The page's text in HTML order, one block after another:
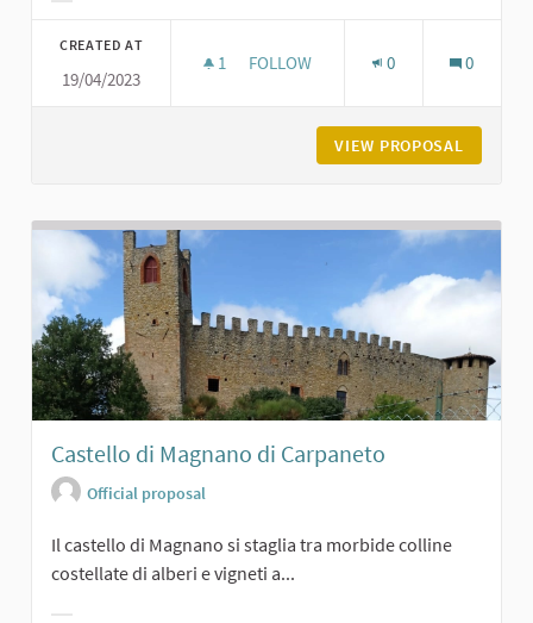
CREATED AT
19/04/2023
1 1 FOLLOWER
FOLLOW 0 0
VIEW PROPOSAL
Castello di Magnano di Carpaneto
Official proposal
Il castello di Magnano si staglia tra morbide colline
costellate di alberi e vigneti a...